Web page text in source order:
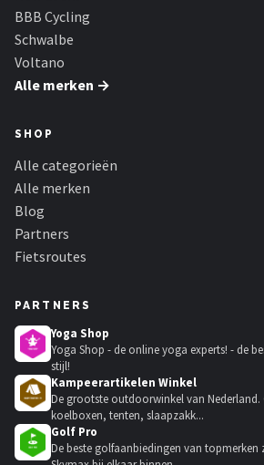
BBB Cycling
Schwalbe
Voltano
Alle merken →
SHOP
Alle categorieën
Alle merken
Blog
Partners
Fietsroutes
PARTNERS
Yoga Shop
Yoga Shop - de online yoga experts! - de
stijl!
Kampeerartikelen Winkel
De grootste outdoorwinkel van
koelboxen, tenten, slaapzakk...
Golf Pro
De beste golfaanbiedingen van topmerken